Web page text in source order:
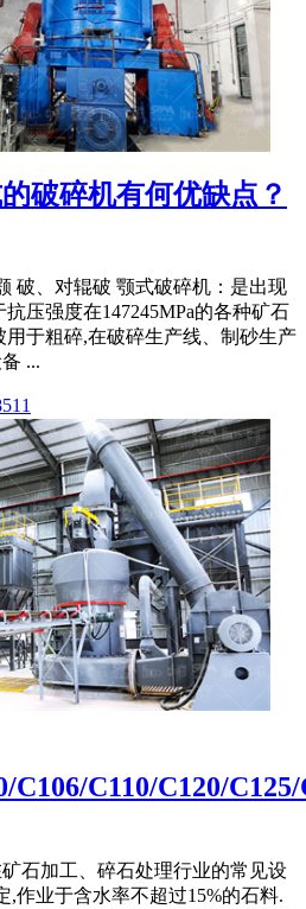
破碎机有何优缺点？
破、对辊破 颚式破碎机：是出现
压强度在147245MPa的各种矿石
用于粗碎,在破碎生产线、制砂生产
...
C106/C110/C120/C125/
石加工、碎石处理行业的常见设
,作业于含水率不超过15%的石料.